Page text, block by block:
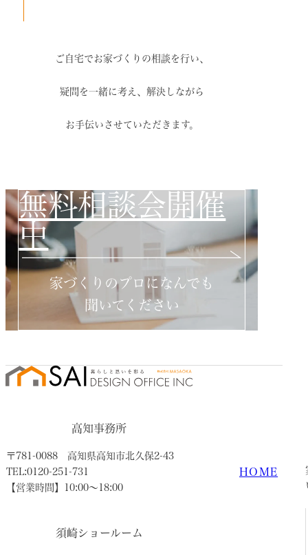
ご自宅でお家づくりの相談を行い、
疑問を一緒に考え、解決しながら
お手伝いさせていただきます。
無料相談会開催
中
家づくりのプロになんでも
聞いてください
高知事務所
〒781-0088 高知県高知市北久保2-43
TEL:0120-251-731
【営業時間】10:00〜18:00
須崎ショールーム
HOME